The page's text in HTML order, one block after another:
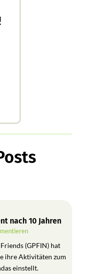
nach 10 Jahren
(GPFIN) hat
ihre Aktivitäten zum
einstellt.